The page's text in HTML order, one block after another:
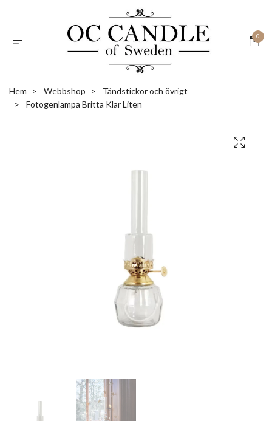
0
Hem Webbshop
Tändstickor och övrigt
Fotogenlampa Britta Klar Liten